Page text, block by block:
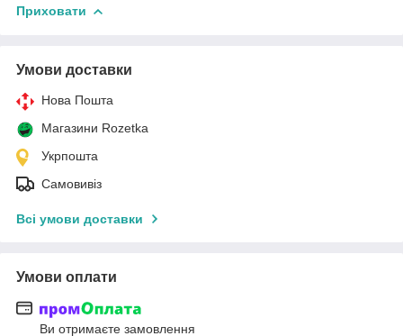
Приховати
Умови доставки
Нова Пошта
Магазини Rozetka
Укрпошта
Самовивіз
Всі умови доставки
Умови оплати
Ви отримаєте замовлення